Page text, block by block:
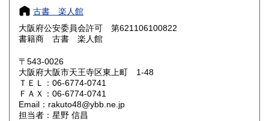
奈良県
鳥取県 600円 島根県
岡山県
山口県 600円
香川県 600円
古書 楽人館
大阪府公安委員会許可 第621106100822
書籍商 古書 楽人館
〒543-0026
大阪府大阪市天王寺区東上町 1-48
ＴＥＬ：06-6774-0741
ＦＡＸ：06-6774-0741
Email：rakuto48@ybb.ne.jp
担当者：星野 信昌